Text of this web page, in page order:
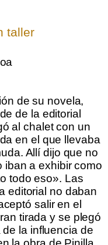
taller
de su novela,
de la editorial
al chalet con un
en el que llevaba
Allí dijo que no
iban a exhibir como
todo eso». Las
editorial no daban
salir en el
tirada y se plegó
la influencia de